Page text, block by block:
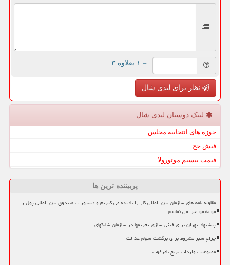
= ۱ بعلاوه ۳
نظر برای لیدی شال
لینک دوستان لیدی شال
حوزه های انتخابیه مجلس
فیش حج
قیمت بیسیم موتورولا
پربیننده ترین ها
مقاوله نامه های سازمان بین المللی کار را نادیده می گیریم و دستورات صندوق بین المللی پول را
مو به مو اجرا می نماییم
پیشنهاد تهران برای خنثی سازی تحریمها در سازمان شانگهای
چراغ سبز مشروط برای برگشت سهام عدالت
ممنوعیت واردات برنج نامرغوب